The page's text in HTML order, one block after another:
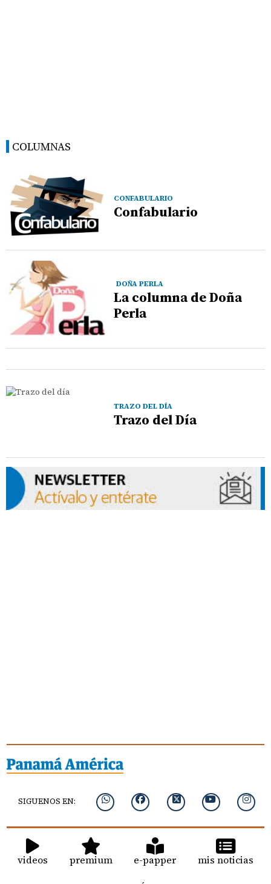
COLUMNAS
CONFABULARIO
Confabulario
DOÑA PERLA
La columna de Doña
Perla
TRAZO DEL DÍA
Trazo del Día
SIGUENOS EN:
videos premium e-papper mis noticias